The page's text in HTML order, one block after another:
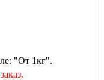
"От 1кг".